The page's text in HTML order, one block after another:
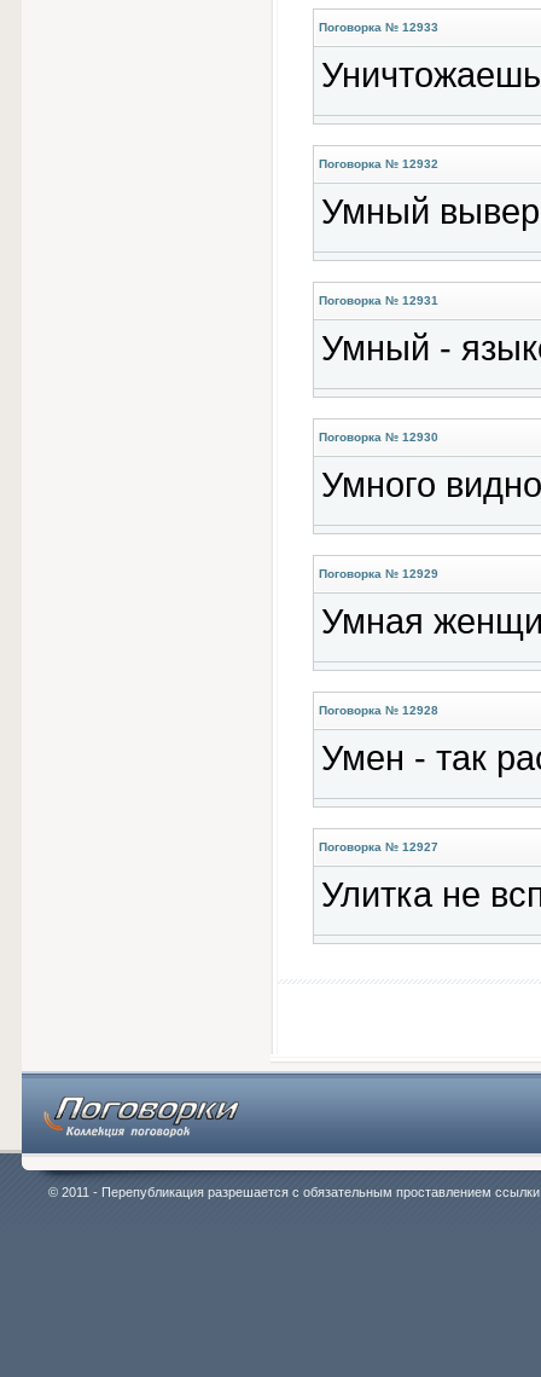
Поговорка № 12933
Поговорка № 12932
Умный
Поговорка № 12931
Умный -
Поговорка № 12930
Умного
Поговорка № 12929
Умная
Поговорка № 12928
Умен - так
Поговорка № 12927
Улитка не
© 2011 - Перепубликация разрешается с обязательным проставлением